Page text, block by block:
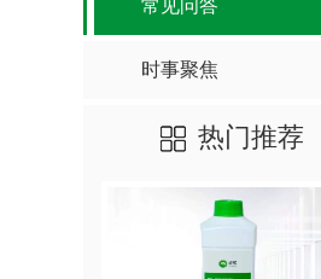
常见问答
时事聚焦
热门推荐